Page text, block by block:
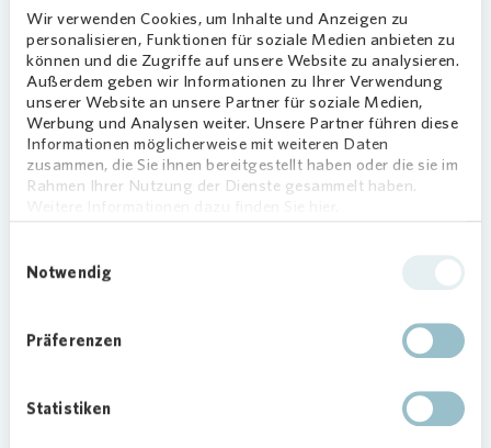
Wir verwenden Cookies, um Inhalte und Anzeigen zu
personalisieren, Funktionen für soziale Medien anbieten zu
können und die Zugriffe auf unsere Website zu analysieren.
Außerdem geben wir Informationen zu Ihrer Verwendung
unserer Website an unsere Partner für soziale Medien,
Werbung und Analysen weiter. Unsere Partner führen diese
Informationen möglicherweise mit weiteren Daten
zusammen, die Sie ihnen bereitgestellt haben oder die sie im
Rahmen Ihrer Nutzung der Dienste gesammelt haben.
Notwendig
Präferenzen
Statistiken
Im Anschluss gab es bis 18 Uhr Live-Musik sowie
Mitmachangebote für Kinder. Von
Kinderschminken über T-Shirts bemalen bis zum
Bollerwagen-Spielmobil war für Spaß und
Kreativität gesorgt. Auch das leibliche Wohl kam
nicht zu kurz.
Im Stadtteilzentrum Borsigwalde sind alle
Einrichtungen vor Ort fließen in die Entwicklung
der Angebote ein. Geplant sind zum Beispiel ein
offenes Begegnungscafé, Angebote für
Seniorinnen und Senioren sowie Handy-Hilfe oder
Väter-Angebote, Kulinarische Begegnungen,
Hausaufgabenhilfe am Nachmittag, ein